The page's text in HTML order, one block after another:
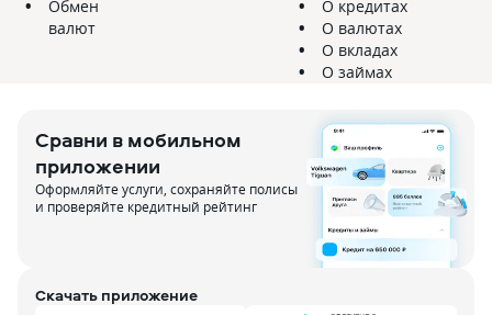
Обмен
валют
О кредитах
О валютах
О вкладах
О займах
Сравни в мобильном
приложении
Оформляйте услуги, сохраняйте полисы
и проверяйте кредитный рейтинг
Скачать приложение